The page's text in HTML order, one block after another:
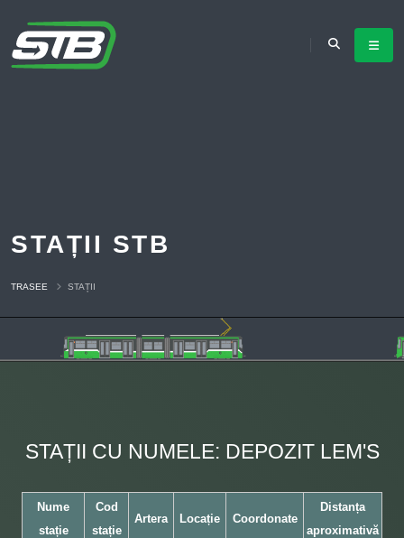
STAȚII STB
TRASEE STAȚII
STAȚII CU NUMELE: DEPOZIT LEM'S
Nume
stație
Cod
stație
Artera Locație Coordonate
Distanța
aproximativă